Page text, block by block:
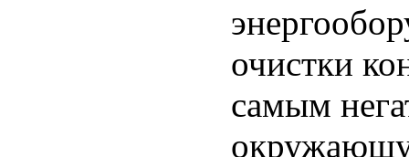
очистки
самым